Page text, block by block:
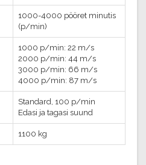
1000-4000 pööret minutis
(p/min)
1000 p/min: 22 m/s
2000 p/min: 44 m/s
3000 p/min: 66 m/s
4000 p/min: 87 m/s
Standard, 100 p/min
Edasi ja tagasi suund
1100 kg